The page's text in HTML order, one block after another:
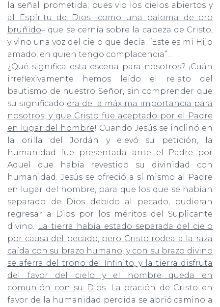
la señal prometida; pues vio los cielos abiertos y
al Espíritu de Dios -como una paloma de oro
bruñido– que se cernía sobre la cabeza de Cristo,
y vino una voz del cielo que decía: “Este es mi Hijo
amado, en quien tengo complacencia”…
¿Qué significa esta escena para nosotros? ¡Cuán
irreflexivamente hemos leído el relato del
bautismo de nuestro Señor, sin comprender que
su significado era de la máxima importancia para
nosotros, y que Cristo fue aceptado por el Padre
en lugar del hombre! Cuando Jesús se inclinó en
la orilla del Jordán y elevó su petición, la
humanidad fue presentada ante el Padre por
Aquel que había revestido su divinidad con
humanidad. Jesús se ofreció a sí mismo al Padre
en lugar del hombre, para que los que se habían
separado de Dios debido al pecado, pudieran
regresar a Dios por los méritos del Suplicante
divino. La tierra había estado separada del cielo
por causa del pecado, pero Cristo rodea a la raza
caída con su brazo humano, y con su brazo divino
se aferra del trono del Infinito, y la tierra disfruta
del favor del cielo y el hombre queda en
comunión con su Dios. La oración de Cristo en
favor de la humanidad perdida se abrió camino a